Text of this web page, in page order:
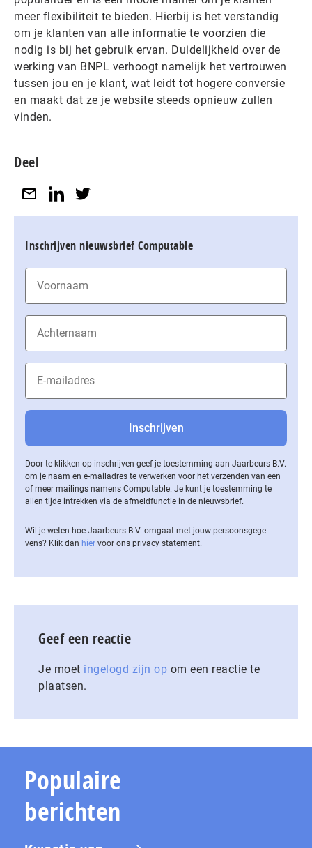
meer flexibiliteit te bieden. Hierbij is het verstandig
om je klanten van alle informatie te voorzien die
nodig is bij het gebruik ervan. Duidelijkheid over de
werking van BNPL verhoogt namelijk het vertrouwen
tussen jou en je klant, wat leidt tot hogere conversie
en maakt dat ze je website steeds opnieuw zullen
vinden.
Deel
Inschrijven nieuwsbrief Computable
Door te klikken op inschrijven geef je toestemming aan Jaarbeurs B.V.
om je naam en e-mailadres te verwerken voor het verzenden van een
of meer mailings namens Computable. Je kunt je toestemming te
allen tijde intrekken via de af­meld­func­tie in de nieuwsbrief.
Wil je weten hoe Jaarbeurs B.V. omgaat met jouw per­soons­ge­ge­
vens? Klik dan hier voor ons privacy statement.
Geef een reactie
Je moet ingelogd zijn op om een reactie te
plaatsen.
Populaire
berichten